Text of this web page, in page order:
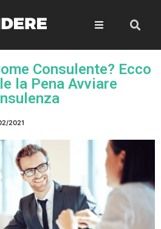
Consulente? Ecco
la Pena Avviare
2021